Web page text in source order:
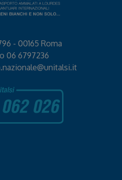
- 00165 Roma
06 6797236